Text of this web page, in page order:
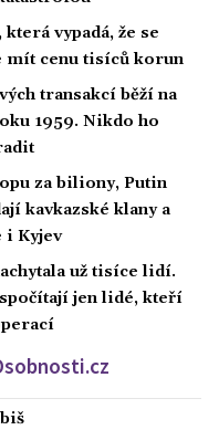
vypadá, že se
mít cenu tisíců korun
transakcí běží na
1959. Nikdo ho
za biliony, Putin
kavkazské klany a
i Kyjev
už tisíce lidí.
jen lidé, kteří